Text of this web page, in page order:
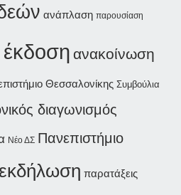
ανάπλαση παρουσίαση
έκδοση ανακοίνωση
Θεσσαλονίκης Συμβούλια
διαγωνισμός
Νέο ΔΣ Πανεπιστήμιο
εκδήλωση παρατάξεις